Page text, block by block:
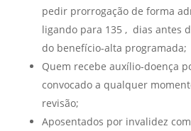
pedir prorrogação de forma
ligando para 135 , dias antes
do benefício-alta programada;
Quem recebe auxílio-doença
convocado a qualquer
revisão;
Aposentados por invalidez